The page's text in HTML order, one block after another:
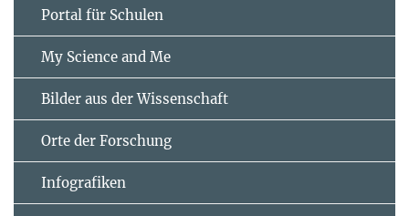
Portal für Schulen
My Science and Me
Bilder aus der Wissenschaft
Orte der Forschung
Infografiken